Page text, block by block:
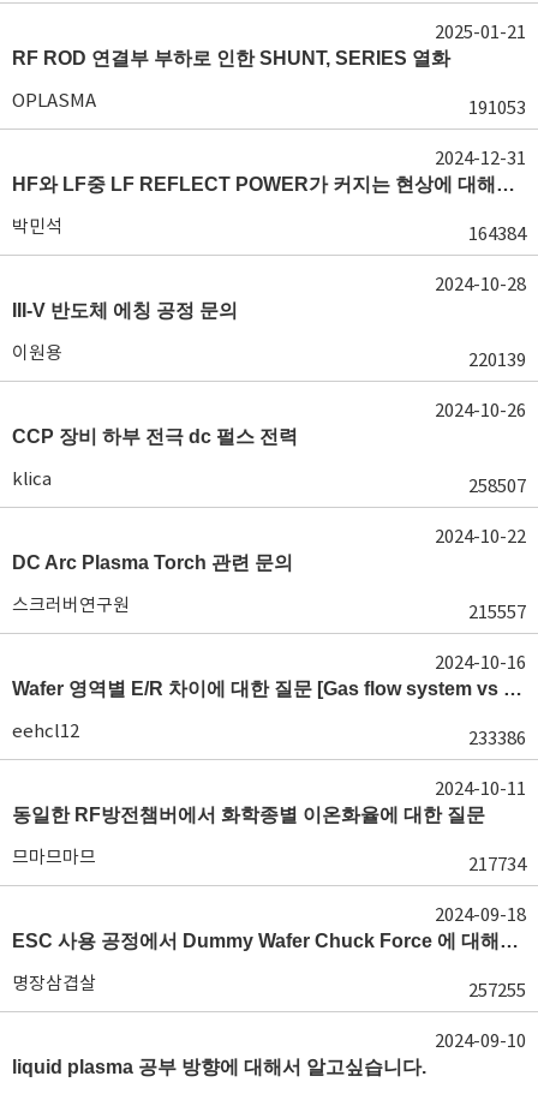
RF ROD 연결부 부하로 인한 SHUNT, SERIES 열화
OPLASMA 191053
2025-01-21
HF와 LF중 LF REFLECT POWER가 커지는 현상에 대해서 도움이 필요합니다.
박민석 164384
2024-12-31
III-V 반도체 에칭 공정 문의
이원용 220139
2024-10-28
CCP 장비 하부 전극 dc 펄스 전력
klica 258507
2024-10-26
DC Arc Plasma Torch 관련 문의
스크러버연구원 215557
2024-10-22
Wafer 영역별 E/R 차이에 대한 질문 [Gas flow system vs E/R]
eehcl12 233386
2024-10-16
동일한 RF방전챔버에서 화학종별 이온화율에 대한 질문
므마므마므 217734
2024-10-11
ESC 사용 공정에서 Dummy Wafer Chuck Force 에 대해서 궁급합니다
명장삼겹살 257255
2024-09-18
liquid plasma 공부 방향에 대해서 알고싶습니다.
2024-09-10